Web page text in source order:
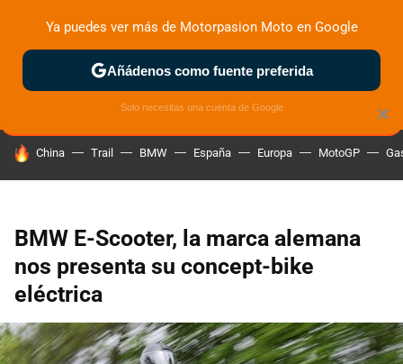
ZONA DE PRUEBAS DEPORTIVAS MOTOS ELÉCTRICAS
HOY SE HABLA DE
China Trail BMW España Europa MotoGP
BMW E-Scooter, la marca alemana
nos presenta su concept-bike
eléctrica
×
Ya puedes ver más de Motorpasion Moto en Google
Añádenos como fuente preferida
Solo necesitas una cuenta de Google